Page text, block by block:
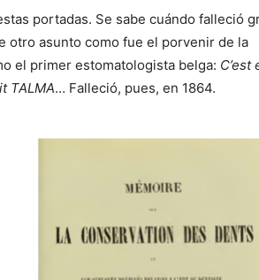
portadas. Se sabe cuándo falleció
otro asunto como fue el porvenir de la
el primer estomatologista belga: C’est
TALMA… Falleció, pues, en 1864.